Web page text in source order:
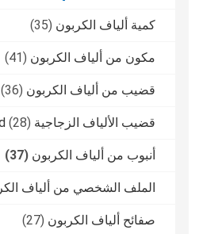
كمية ألياف الكربون (35)
مكون من ألياف الكربون (41)
قضيب من ألياف الكربون Pultruded (36)
قضيب الألياف الزجاجية Pultruded (28)
أنبوب من ألياف الكربون (37)
الملف الشخصي من ألياف
صفائح ألياف الكربون (27)